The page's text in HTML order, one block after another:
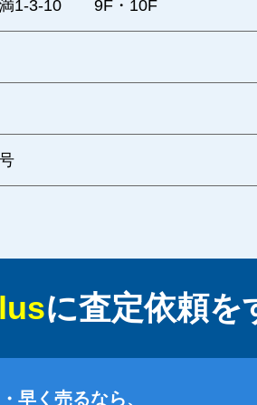
満1-3-10 9F・10F
に査定依頼を
早く売るなら、